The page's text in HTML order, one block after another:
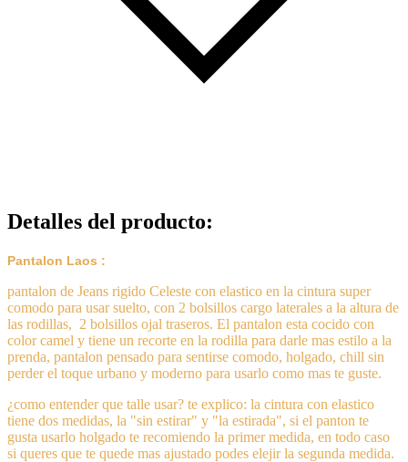
Detalles del producto:
Pantalon Laos :
pantalon de Jeans rigido Celeste con elastico en la cintura super
comodo para usar suelto, con 2 bolsillos cargo laterales a la altura de
las rodillas, 2 bolsillos ojal traseros. El pantalon esta cocido con
color camel y tiene un recorte en la rodilla para darle mas estilo a la
prenda, pantalon pensado para sentirse comodo, holgado, chill sin
perder el toque urbano y moderno para usarlo como mas te guste.
¿como entender que talle usar? te explico: la cintura con elastico
tiene dos medidas, la "sin estirar" y "la estirada", si el panton te
gusta usarlo holgado te recomiendo la primer medida, en todo caso
si queres que te quede mas ajustado podes elejir la segunda medida.